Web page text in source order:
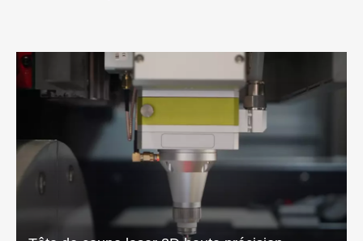
Taille de traitement de traitement 20-360 mm
Dimennison （L * W * H） 30500 * 3600 * 2900
Vitesse de rotation de jet 60r / min
Pesée de mandrin 1000 kg
Vitesse de course au ralenti maxium
Accélération maximale de ralenti 0,6 g